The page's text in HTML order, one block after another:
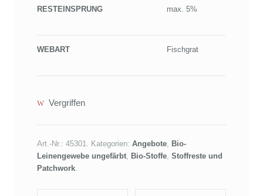
RESTEINSPRUNG max. 5%
WEBART Fischgrat
Vergriffen
Art.-Nr.:45301. Kategorien:Angebote, Bio-
Leinengewebe ungefärbt, Bio-Stoffe,Stoffreste und
Patchwork.